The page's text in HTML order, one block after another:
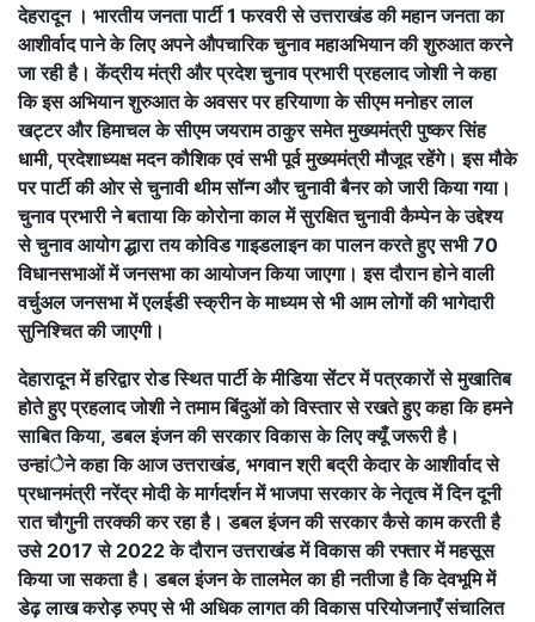
देहरादून । भारतीय जनता पार्टी 1 फरवरी से उत्तराखंड की महान जनता का
आशीर्वाद पाने के लिए अपने औपचारिक चुनाव महाअभियान की शुरुआत करने
जा रही है। केंद्रीय मंत्री और प्रदेश चुनाव प्रभारी प्रहलाद जोशी ने कहा
कि इस अभियान शुरुआत के अवसर पर हरियाणा के सीएम मनोहर लाल
खट्टर और हिमाचल के सीएम जयराम ठाकुर समेत मुख्यमंत्री पुष्कर सिंह
धामी, प्रदेशाध्यक्ष मदन कौशिक एवं सभी पूर्व मुख्यमंत्री मौजूद रहेंगे। इस मौके
पर पार्टी की ओर से चुनावी थीम सॉन्ग और चुनावी बैनर को जारी किया गया।
चुनाव प्रभारी ने बताया कि कोरोना काल में सुरक्षित चुनावी कैम्पेन के उद्देश्य
से चुनाव आयोग द्धारा तय कोविड गाइडलाइन का पालन करते हुए सभी 70
विधानसभाओं में जनसभा का आयोजन किया जाएगा। इस दौरान होने वाली
वर्चुअल जनसभा में एलईडी स्क्रीन के माध्यम से भी आम लोगों की भागेदारी
सुनिश्चित की जाएगी।
देहारादून में हरिद्वार रोड स्थित पार्टी के मीडिया सेंटर में पत्रकारों से मुखातिब
होते हुए प्रहलाद जोशी ने तमाम बिंदुओं को विस्तार से रखते हुए कहा कि हमने
साबित किया, डबल इंजन की सरकार विकास के लिए क्यूँ जरूरी है।
उन्हांेने कहा कि आज उत्तराखंड, भगवान श्री बद्री केदार के आशीर्वाद से
प्रधानमंत्री नरेंद्र मोदी के मार्गदर्शन में भाजपा सरकार के नेतृत्व में दिन दूनी
रात चौगुनी तरक्की कर रहा है। डबल इंजन की सरकार कैसे काम करती है
उसे 2017 से 2022 के दौरान उत्तराखंड में विकास की रफ्तार में महसूस
किया जा सकता है। डबल इंजन के तालमेल का ही नतीजा है कि देवभूमि में
डेढ़ लाख करोड़ रुपए से भी अधिक लागत की विकास परियोजनाएँ संचालित